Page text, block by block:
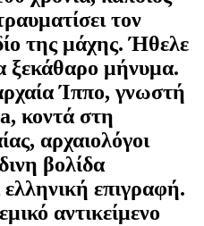
τον
της μάχης. Ήθελε
ξεκάθαρο μήνυμα.
Ίππο, γνωστή
κοντά στη
αρχαιολόγοι
βολίδα
επιγραφή.
αντικείμενο